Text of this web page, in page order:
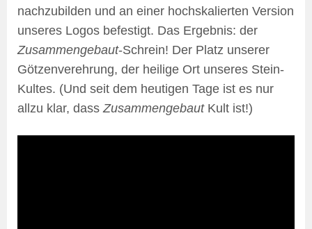
nachzubilden und an einer hochskalierten Version
unseres Logos befestigt. Das Ergebnis: der
Zusammengebaut-Schrein! Der Platz unserer
Götzenverehrung, der heilige Ort unseres Stein-
Kultes. (Und seit dem heutigen Tage ist es nur
allzu klar, dassZusammengebautKult ist!)